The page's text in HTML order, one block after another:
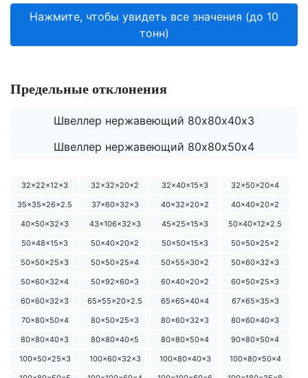
Нажмите, чтобы увидеть все значения (до 10
тонн)
Предельные отклонения
Швеллер нержавеющий 80х80х40х3
Швеллер нержавеющий 80х80х50х4
32x22x12x3 32x32x20x2 32x40x15x3
32x50x20x4
35x35x26x2.5
37x60x32x3 40x32x20x2
40x40x20x2
40x50x32x3
43x106x32x3 45x25x15x3
50x40x12x2.5
50x48x15x3
50x40x20x2 50x50x15x3
50x50x25x2
50x50x25x3
50x50x25x4 50x55x30x2
50x60x32x3
50x60x32x4
50x92x60x3 60x40x20x2
60x50x25x3
60x60x32x3
65x55x20x2.5 65x65x40x4
67x65x35x3
70x80x50x4
80x50x25x3 80x60x32x3
80x60x40x3
80x80x40x3
80x80x40x5 80x80x50x4
90x80x50x4
100x50x25x3
100x60x32x3 100x80x40x3
100x80x50x4